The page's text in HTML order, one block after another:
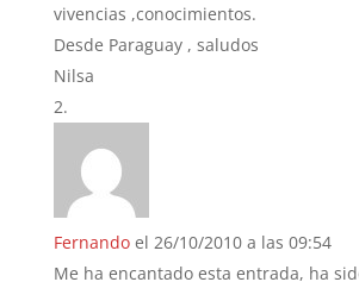
vivencias ,conocimientos.
Desde Paraguay , saludos
Nilsa
Fernando el 26/10/2010 a las 09:54
Me ha encantado esta entrada, ha